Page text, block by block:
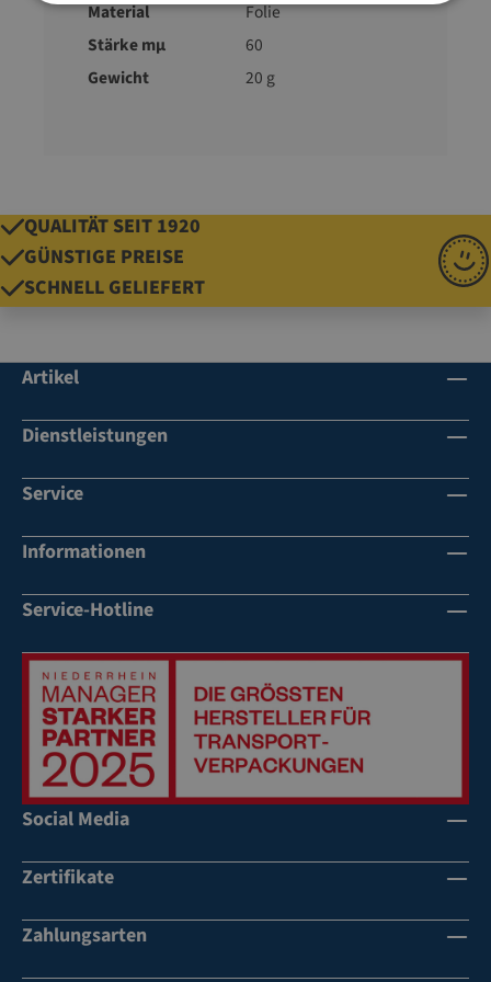
Material
Folie
Stärke mµ
60
Gewicht
20 g
QUALITÄT SEIT 1920
GÜNSTIGE PREISE
SCHNELL GELIEFERT
Artikel
Dienstleistungen
Service
Informationen
Service-Hotline
Social Media
Zertifikate
Zahlungsarten